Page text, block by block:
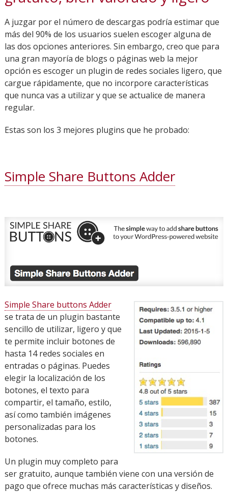
A juzgar por el número de descargas podría estimar que
más del 90% de los usuarios suelen escoger alguna de
las dos opciones anteriores. Sin embargo, creo que para
una gran mayoría de blogs o páginas web la mejor
opción es escoger un plugin de redes sociales ligero, que
cargue rápidamente, que no incorpore características
que nunca vas a utilizar y que se actualice de manera
regular.
Estas son los 3 mejores plugins que he probado:
Simple Share Buttons Adder
Simple Share buttons Adder
se trata de un plugin bastante
sencillo de utilizar, ligero y que
te permite incluir botones de
hasta 14 redes sociales en
entradas o páginas. Puedes
elegir la localización de los
botones, el texto para
compartir, el tamaño, estilo,
así como también imágenes
personalizadas para los
botones.
Un plugin muy completo para
ser gratuito, aunque también viene con una versión de
pago que ofrece muchas más características y diseños.